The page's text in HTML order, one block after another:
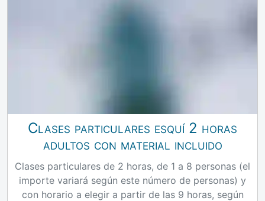
Clases particulares esquí 2 horas
adultos con material incluido
Clases particulares de 2 horas, de 1 a 8 personas (el
importe variará según este número de personas) y
con horario a elegir a partir de las 9 horas, según